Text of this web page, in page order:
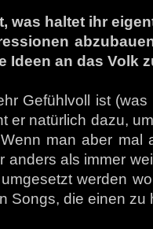
was haltet ihr
Ideen an das Volk
Gefühlvoll ist
er natürlich dazu,
man aber mal
anders als immer
werden
Songs, die einen